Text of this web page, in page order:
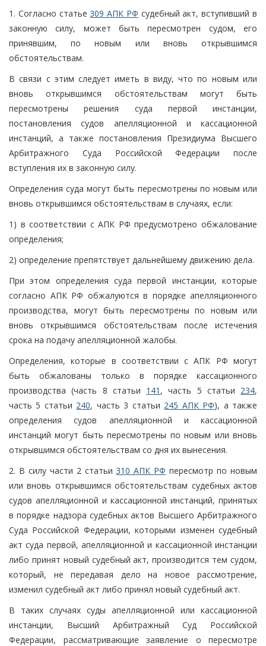
1. Согласно статье309 АПК РФ судебный акт, вступивший в
законную силу, может быть пересмотрен судом, его
принявшим, по новым или вновь открывшимся
обстоятельствам.
В связи с этим следует иметь в виду, что по новым или
вновь открывшимся обстоятельствам могут быть
пересмотрены решения суда первой инстанции,
постановления судов апелляционной и кассационной
инстанций, а также постановления Президиума Высшего
Арбитражного Суда Российской Федерации после
вступления их в законную силу.
Определения суда могут быть пересмотрены по новым или
вновь открывшимся обстоятельствам в случаях, если:
1) в соответствии с АПК РФ предусмотрено обжалование
определения;
2) определение препятствует дальнейшему движению дела.
При этом определения суда первой инстанции, которые
согласно АПК РФ обжалуются в порядке апелляционного
производства, могут быть пересмотрены по новым или
вновь открывшимся обстоятельствам после истечения
срока на подачу апелляционной жалобы.
Определения, которые в соответствии с АПК РФ могут
быть обжалованы только в порядке кассационного
производства (часть 8 статьи 141 , часть 5 статьи 234,
часть 5 статьи 240, часть 3 статьи 245 АПК РФ), а также
определения судов апелляционной и кассационной
инстанций могут быть пересмотрены по новым или вновь
открывшимся обстоятельствам со дня их вынесения.
2. В силу части 2 статьи310 АПК РФ пересмотр по новым
или вновь открывшимся обстоятельствам судебных актов
судов апелляционной и кассационной инстанций, принятых
в порядке надзора судебных актов Высшего Арбитражного
Суда Российской Федерации, которыми изменен судебный
акт суда первой, апелляционной и кассационной инстанции
либо принят новый судебный акт, производится тем судом,
который, не передавая дело на новое рассмотрение,
изменил судебный акт либо принял новый судебный акт.
В таких случаях суды апелляционной или кассационной
инстанции, Высший Арбитражный Суд Российской
Федерации, рассматривающие заявление о пересмотре